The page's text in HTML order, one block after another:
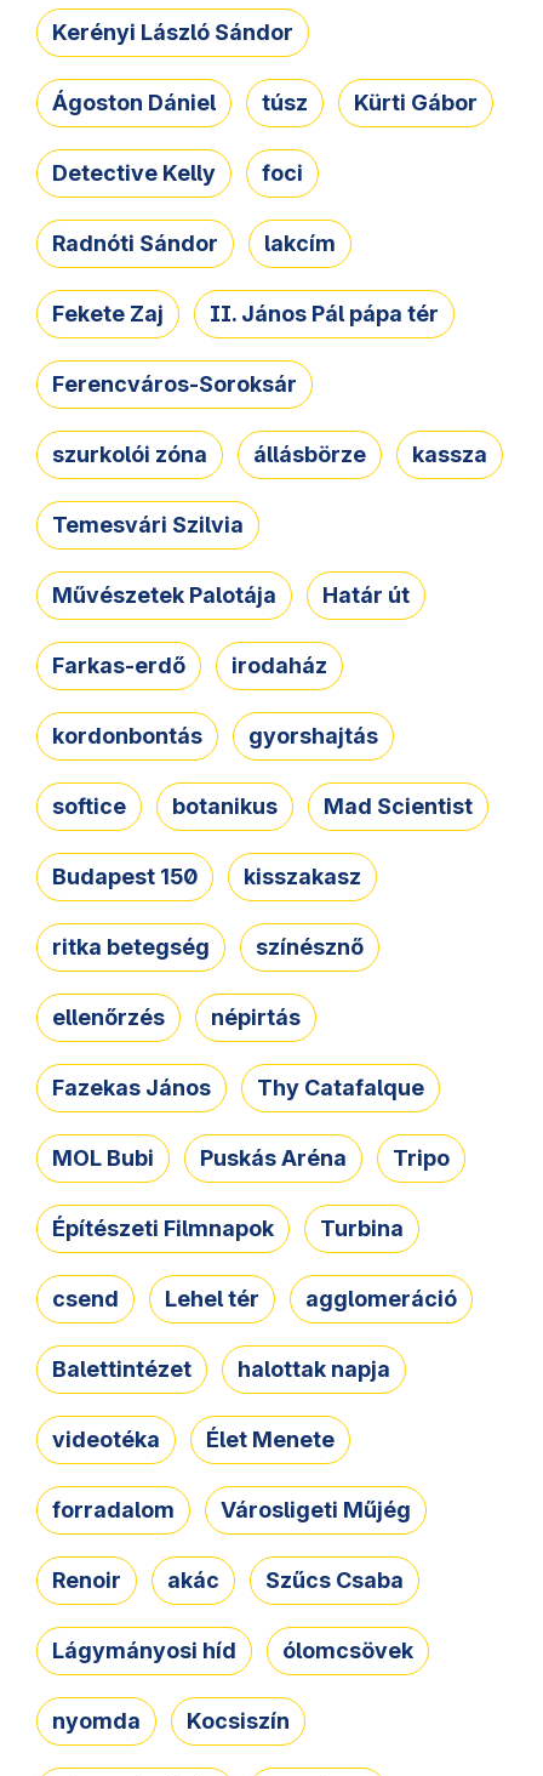
Kerényi László Sándor
Ágoston Dániel túsz Kürti Gábor
Detective Kelly foci
Radnóti Sándor lakcím
Fekete Zaj II. János Pál pápa tér
Ferencváros-Soroksár
szurkolói zóna állásbörze kassza
Temesvári Szilvia
Művészetek Palotája Határ út
Farkas-erdő irodaház
kordonbontás gyorshajtás
softice botanikus Mad Scientist
Budapest 150 kisszakasz
ritka betegség színésznő
ellenőrzés népirtás
Fazekas János Thy Catafalque
MOL Bubi Puskás Aréna Tripo
Építészeti Filmnapok Turbina
csend Lehel tér agglomeráció
Balettintézet halottak napja
videotéka Élet Menete
forradalom Városligeti Műjég
Renoir akác Szűcs Csaba
Lágymányosi híd ólomcsövek
nyomda Kocsiszín